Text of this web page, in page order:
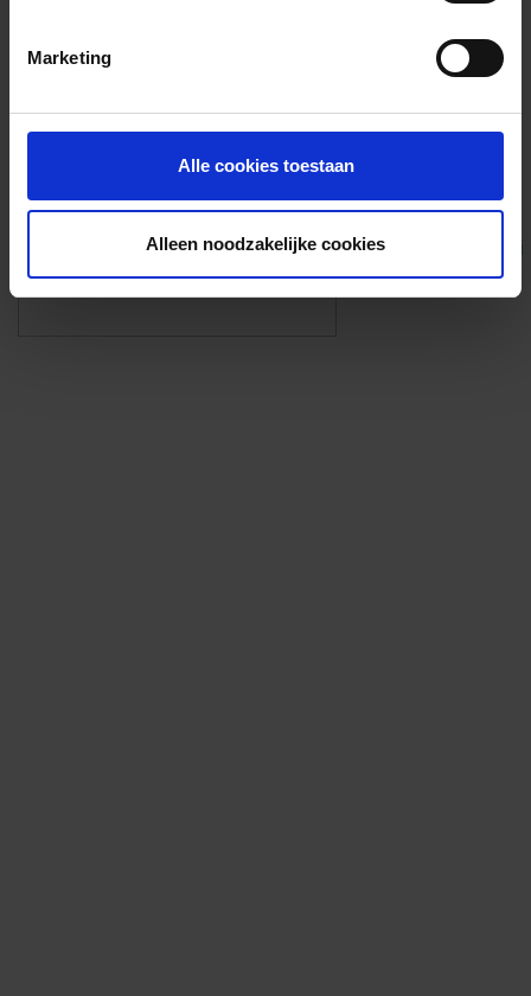
Marketing
Alle cookies toestaan
Alleen noodzakelijke cookies
Foto’s ({{photos.length}})
Eigen foto’s